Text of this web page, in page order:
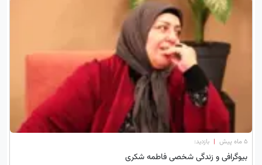
۵ ماه پیش | بازدید:
بیوگرافی و زندگی شخصی فاطمه شکری